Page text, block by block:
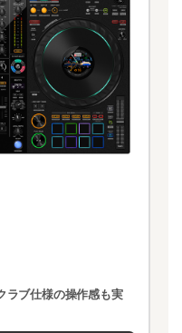
ラブ仕様の操作感も実